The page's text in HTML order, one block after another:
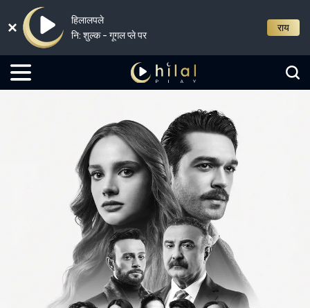
हिलालपले
नि: शुल्क - गूगल प्ले पर
राय